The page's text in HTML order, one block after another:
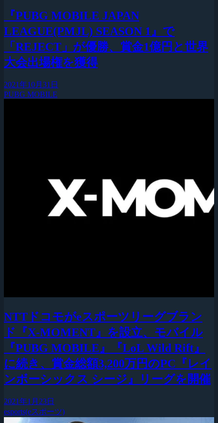
『PUBG MOBILE JAPAN
LEAGUE(PMJL) SEASON 1』で
「REJECT」が優勝、賞金1億円と世界
大会出場権を獲得
2021年10月31日
PUBG MOBILE
NTTドコモがeスポーツリーグブラン
ド『X-MOMENT』を設立、モバイル
『PUBG MOBILE』『LoL Wild Rift』
に続き、賞金総額3,200万円のPC『レイ
ンボーシックス シージ』リーグを開催
2021年1月23日
esports(eスポーツ)